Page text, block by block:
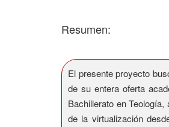
Resumen:
El presente proyecto
de su entera oferta
Bachillerato en
de la virtualización